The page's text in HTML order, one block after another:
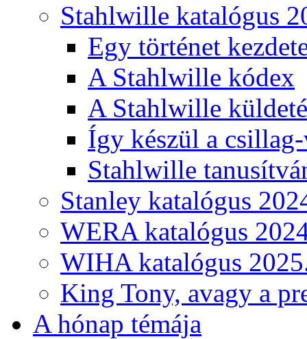
Stahlwille katalógus
Egy történet
A Stahlwille kódex
A Stahlwille
Így készül a
Stahlwille
Stanley katalógus
WERA katalógus
WIHA katalógus
King Tony, avagy a
A hónap témája